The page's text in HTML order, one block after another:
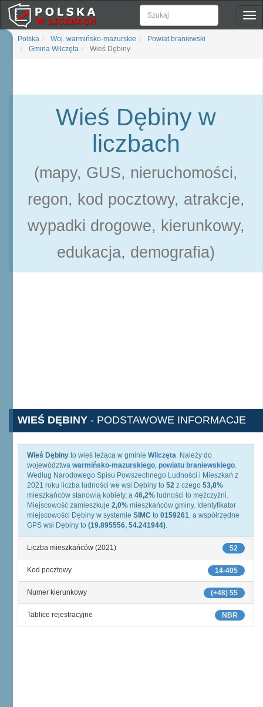
Polska Woj. warmińsko-mazurskie
Powiat braniewski
Gmina Wilczęta
Wieś Dębiny
Wieś Dębiny w
liczbach
(mapy, GUS, nieruchomości,
regon, kod pocztowy, atrakcje,
wypadki drogowe, kierunkowy,
edukacja, demografia)
WIEŚ DĘBINY - PODSTAWOWE INFORMACJE
Wieś Dębiny to wieś leżąca w gminie Wilczęta. Należy do
województwa warmińsko-mazurskiego, powiatu braniewskiego.
Według Narodowego Spisu Powszechnego Ludności i Mieszkań z
2021 roku liczba ludności we wsi Dębiny to 52 z czego 53,8%
mieszkańców stanowią kobiety, a 46,2% ludności to mężczyźni.
Miejscowość zamieszkuje 2,0% mieszkańców gminy. Identyfikator
miejscowości Dębiny w systemie SIMC to 0159261, a współrzędne
GPS wsi Dębiny to (19.895556, 54.241944).
52
Liczba mieszkańców (2021)
14-405
Kod pocztowy
(+48) 55
Numer kierunkowy
NBR
Tablice rejestracyjne